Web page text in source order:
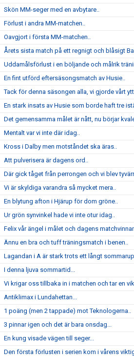
Skön MM-seger med en avbytare..
Förlust i andra MM-matchen..
Oavgjort i första MM-matchen..
Årets sista match på ett regnigt och blåsigt
Uddamålsförlust i en böljande och målrik
En fint utförd eftersäsongsmatch av Husie..
Tack för denna säsongen alla, vi gjorde vårt
En stark insats av Husie som borde haft tre
Det gemensamma målet är nått, nu börjar
Mentalt var vi inte där idag..
Kross i Dalby men motståndet ska äras..
Att pulverisera är dagens ord..
Där gick tåget från perrongen och vi blev
Vi är skyldiga varandra så mycket mera..
En blytung afton i Hjärup för dom gröne..
Ur grön synvinkel hade vi inte otur idag..
Felix vår ängel i målet och dagens
Ännu en bra och tuff träningsmatch i benen..
Lagandan i A är stark trots ett långt
I denna ljuva sommartid...
Vi krigar oss tillbaka in i matchen och tar en
Antiklimax i Lundahettan...
1 poäng (men 2 tappade) mot Teknologerna..
3 pinnar igen och det är bara onsdag...
En kung visade vägen till seger...
Den första förlusten i serien kom i vårens